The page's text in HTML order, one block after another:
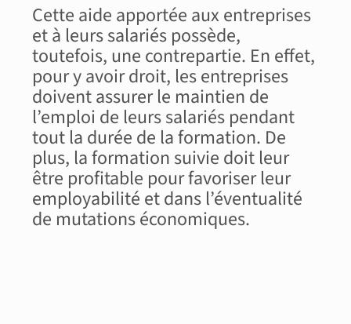
Cette aide apportée aux entreprises
et à leurs salariés possède,
toutefois, une contrepartie. En effet,
pour y avoir droit, les entreprises
doivent assurer le maintien de
l’emploi de leurs salariés pendant
tout la durée de la formation. De
plus, la formation suivie doit leur
être profitable pour favoriser leur
employabilité et dans l’éventualité
de mutations économiques.